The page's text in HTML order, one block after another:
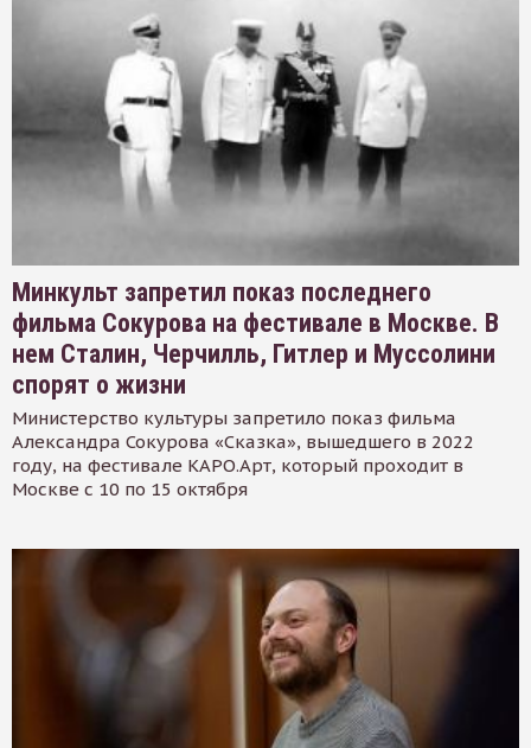
Минкульт запретил показ последнего
фильма Сокурова на фестивале в Москве. В
нем Сталин, Черчилль, Гитлер и Муссолини
спорят о жизни
Министерство культуры запретило показ фильма
Александра Сокурова «Сказка», вышедшего в 2022
году, на фестивале КАРО.Арт, который проходит в
Москве с 10 по 15 октября